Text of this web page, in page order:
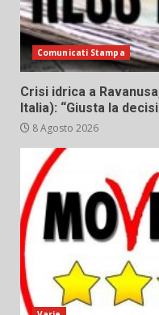
Comunicati Stampa
Crisi idrica a
Italia): “Giusta la
8 Agosto 2026